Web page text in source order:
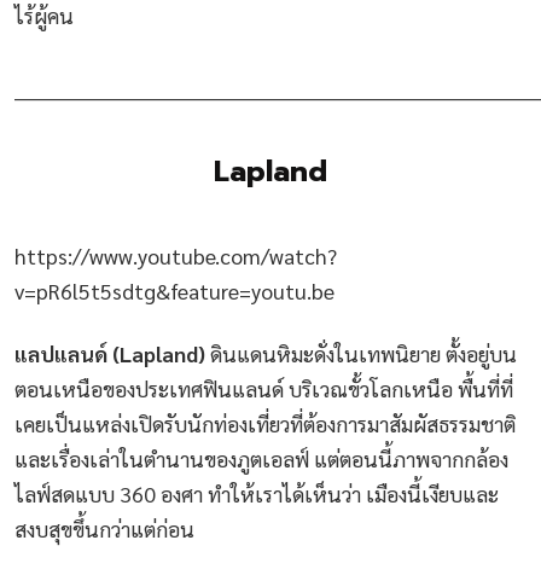
ไร้ผู้คน
Lapland
https://www.youtube.com/watch?
v=pR6l5t5sdtg&feature=youtu.be
แลปแลนด์ (Lapland)ดินแดนหิมะดั่งในเทพนิยาย ตั้งอยู่บน
ตอนเหนือของประเทศฟินแลนด์ บริเวณขั้วโลกเหนือ พื้นที่ที่
เคยเป็นแหล่งเปิดรับนักท่องเที่ยวที่ต้องการมาสัมผัสธรรมชาติ
และเรื่องเล่าในตำนานของภูตเอลฟ์ แต่ตอนนี้ภาพจากกล้อง
ไลฟ์สดแบบ 360 องศา ทำให้เราได้เห็นว่า เมืองนี้เงียบและ
สงบสุขขึ้นกว่าแต่ก่อน